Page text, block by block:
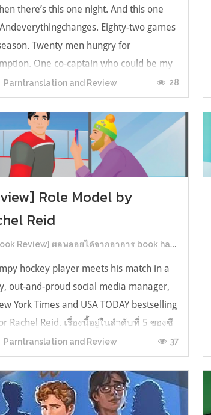
there’s this one night. And this one
Eighty-two games
Twenty men hungry for
One co-captain who could be my
This is the rest of the story. หลังอ่าน
กู้ดติดๆ กันแล้ว เลยอยากได้ความแสบ
ในชีวิตบ้าง (หาเรื่อง!) เล่มนี้คู่หูเอ...
Parntranslation and Review 28
Role Model by
Reid
Review] ผลพลอยได้จากอาการ book hangover หลังอ่านสารพัน MM Romance
hockey player meets his match in a
out-and-proud social media manager,
York Times and USA TODAY bestselling
Rachel Reid. เรื่องนี้อยู่ในลำดับที่ 5 ของซี
Changer แต่เป็นเรื่องที่ 3 ที่เราหยิบมา
พราะเห็นว่าเป็นเรื่องในไทม์ไลน์เดียวกันกับ
Game ประกอบกั...
Parntranslation and Review 37